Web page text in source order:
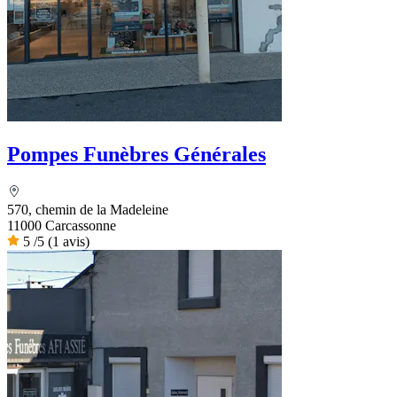
Pompes Funèbres Générales
570, chemin de la Madeleine
11000 Carcassonne
5 /5 (1 avis)